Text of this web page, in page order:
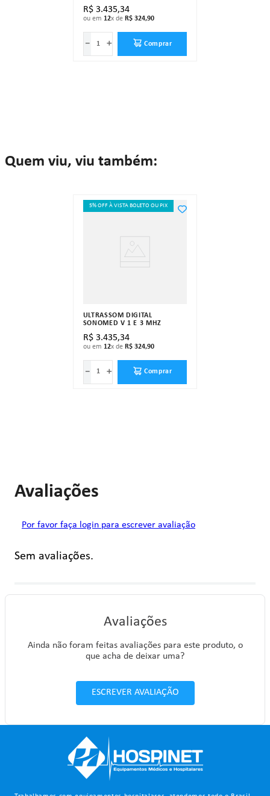
R$ 3.435,34
ou em 12x de R$ 324,90
＋
－ Comprar
Quem viu, viu também:
5% OFF À VISTA BOLETO OU PIX
ULTRASSOM DIGITAL
SONOMED V 1 E 3 MHZ
R$ 3.435,34
ou em 12x de R$ 324,90
＋
－ Comprar
Avaliações
Por favor faça login para escrever avaliação
Sem avaliações.
Avaliações
Ainda não foram feitas avaliações para este produto, o
que acha de deixar uma?
ESCREVER AVALIAÇÃO